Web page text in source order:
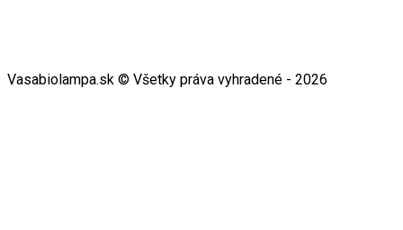
Vasabiolampa.sk © Všetky práva vyhradené - 2026